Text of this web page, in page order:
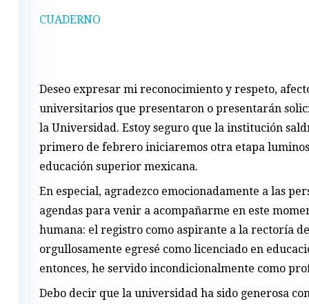
CUADERNO
Deseo expresar mi reconocimiento y respeto,
universitarios que presentaron o presentarán
la Universidad. Estoy seguro que la institución
primero de febrero iniciaremos otra etapa
educación superior mexicana.
En especial, agradezco emocionadamente a las
agendas para venir a acompañarme en este
humana: el registro como aspirante a la rectoría
orgullosamente egresé como licenciado en
entonces, he servido incondicionalmente como
Debo decir que la universidad ha sido generosa